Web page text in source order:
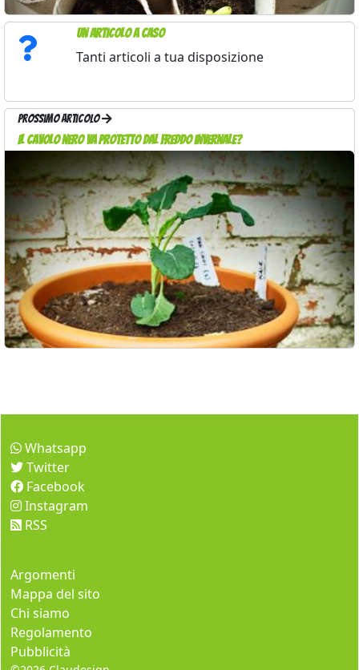
Un articolo a caso
Tanti articoli a tua disposizione
Prossimo articolo
Il cavolo nero va protetto dal freddo invernale?
Whatsapp
Twitter
Facebook
Instagram
RSS
Argomenti
Mappa del sito
Chi siamo
Regolamento
Pubblicità